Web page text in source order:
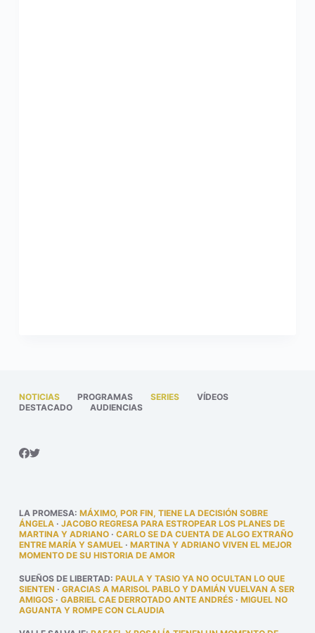
NOTICIAS PROGRAMAS SERIES
VÍDEOS
DESTACADO
AUDIENCIAS
LA PROMESA: MÁXIMO, POR FIN, TIENE LA DECISIÓN SOBRE
ÁNGELA· JACOBO REGRESA PARA ESTROPEAR LOS PLANES DE
MARTINA Y ADRIANO· CARLO SE DA CUENTA DE ALGO EXTRAÑO
ENTRE MARÍA Y SAMUEL· MARTINA Y ADRIANO VIVEN EL MEJOR
MOMENTO DE SU HISTORIA DE AMOR
SUEÑOS DE LIBERTAD: PAULA Y TASIO YA NO OCULTAN LO QUE
SIENTEN · GRACIAS A MARISOL PABLO Y DAMIÁN VUELVAN A SER
AMIGOS· GABRIEL CAE DERROTADO ANTE ANDRÉS· MIGUEL NO
AGUANTA Y ROMPE CON CLAUDIA